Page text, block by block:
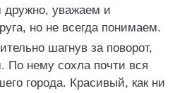
уважаем и
но не всегда понимаем.
шагнув за поворот,
По нему сохла почти вся
города. Красивый, как ни